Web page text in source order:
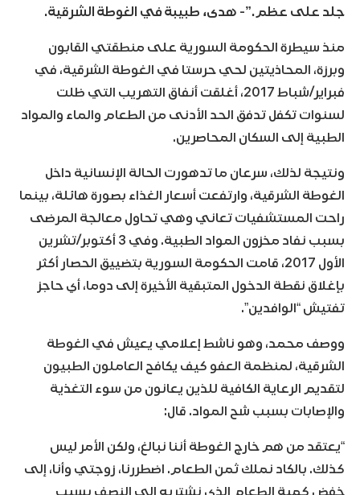
جلد على عظم.”- هدى، طبيبة في الغوطة الشرقية.
منذ سيطرة الحكومة السورية على منطقتي القابون
وبرزة، المحاذيتين لحي حرستا في الغوطة الشرقية، في
فبراير/شباط 2017، أغلقت أنفاق التهريب التي ظلت
لسنوات تكفل تدفق الحد الأدنى من الطعام والماء والمواد
الطبية إلى السكان المحاصرين.
ونتيجة لذلك، سرعان ما تدهورت الحالة الإنسانية داخل
الغوطة الشرقية، وارتفعت أسعار الغذاء بصورة هائلة، بينما
راحت المستشفيات تعاني وهي تحاول معالجة المرضى
بسبب نفاد مخزون المواد الطبية. وفي 3 أكتوبر/تشرين
الأول 2017، قامت الحكومة السورية بتضييق الحصار أكثر
بإغلاق نقطة الدخول المتبقية الأخيرة إلى دوما، أي حاجز
تفتيش “الوافدين”.
ووصف محمد، وهو ناشط إعلامي يعيش في الغوطة
الشرقية، لمنظمة العفو كيف يكافح العاملون الطبيون
لتقديم الرعاية الكافية للذين يعانون من سوء التغذية
والإصابات بسبب شح المواد. قال:
“يعتقد من هم خارج الغوطة أننا نبالغ، ولكن الأمر ليس
كذلك. بالكاد نملك ثمن الطعام. اضطررنا، زوجتي وأنا، إلى